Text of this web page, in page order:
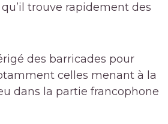
trouve rapidement des
des barricades pour
celles menant à la
dans la partie francophone